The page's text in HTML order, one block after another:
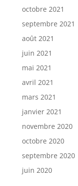
octobre 2021
septembre 2021
août 2021
juin 2021
mai 2021
avril 2021
mars 2021
janvier 2021
novembre 2020
octobre 2020
septembre 2020
juin 2020